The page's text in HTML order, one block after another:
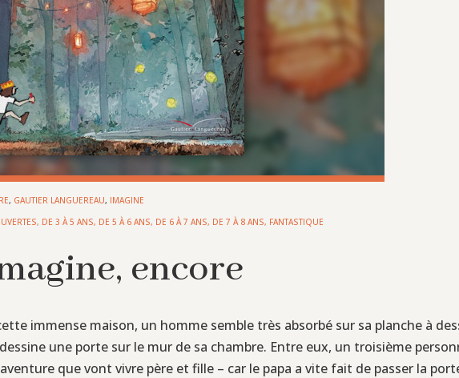
, GAUTIER LANGUEREAU, IMAGINE
, DE 3 À 5 ANS, DE 5 À 6 ANS, DE 6 À 7 ANS, DE 7 À 8 ANS, FANTASTIQUE
encore
immense maison, un homme semble très absorbé sur sa planche à
une porte sur le mur de sa chambre. Entre eux, un troisième
que vont vivre père et fille – car le papa a vite fait de passer la